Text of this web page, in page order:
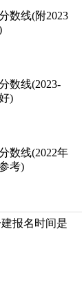
数线(附2023
数线(2023-
)
数线(2022年
考)
报名时间是